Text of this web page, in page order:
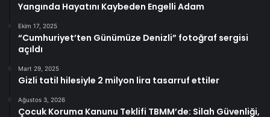
Yangında Hayatını Kaybeden Engelli Adam
Ekim 17, 2025
“Cumhuriyet’ten Günümüze Denizli” fotoğraf sergisi
açıldı
Mart 29, 2025
Gizli tatil hilesiyle 2 milyon lira tasarruf ettiler
Ağustos 3, 2026
Çocuk Koruma Kanunu Teklifi TBMM’de: Silah Güvenliği,